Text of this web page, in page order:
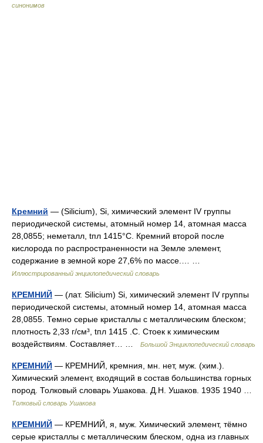
синонимов
Кремний — (Silicium), Si, химический элемент IV группы
периодической системы, атомный номер 14, атомная масса
28,0855; неметалл, tпл 1415°C. Кремний второй после
кислорода по распространенности на Земле элемент,
содержание в земной коре 27,6% по массе.… …
Иллюстрированный энциклопедический словарь
КРЕМНИЙ — (лат. Silicium) Si, химический элемент IV группы
периодической системы, атомный номер 14, атомная масса
28,0855. Темно серые кристаллы с металлическим блеском;
плотность 2,33 г/см³, tпл 1415 .С. Стоек к химическим
воздействиям. Составляет… …
Большой Энциклопедический словарь
КРЕМНИЙ — КРЕМНИЙ, кремния, мн. нет, муж. (хим.).
Химический элемент, входящий в состав большинства горных
пород. Толковый словарь Ушакова. Д.Н. Ушаков. 1935 1940 …
Толковый словарь Ушакова
КРЕМНИЙ — КРЕМНИЙ, я, муж. Химический элемент, тёмно
серые кристаллы с металлическим блеском, одна из главных